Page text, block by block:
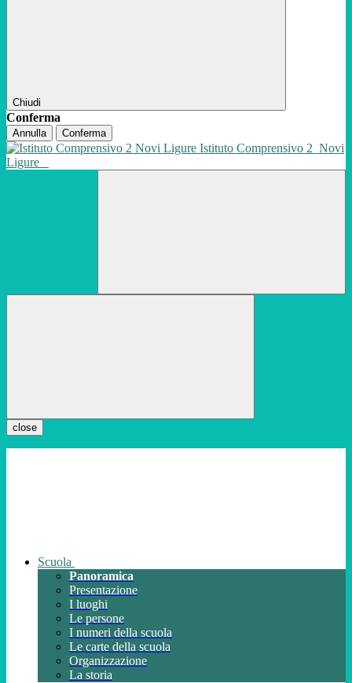
Chiudi
Conferma
Annulla Conferma
Istituto Comprensivo 2 Novi
Ligure
close
Scuola
Panoramica
Presentazione
I luoghi
Le persone
I numeri della scuola
Le carte della scuola
Organizzazione
La storia